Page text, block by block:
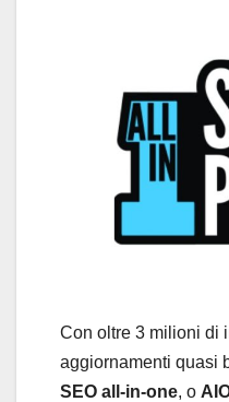
Con oltre 3 milioni di
aggiornamenti quasi
SEO all-in-one, o